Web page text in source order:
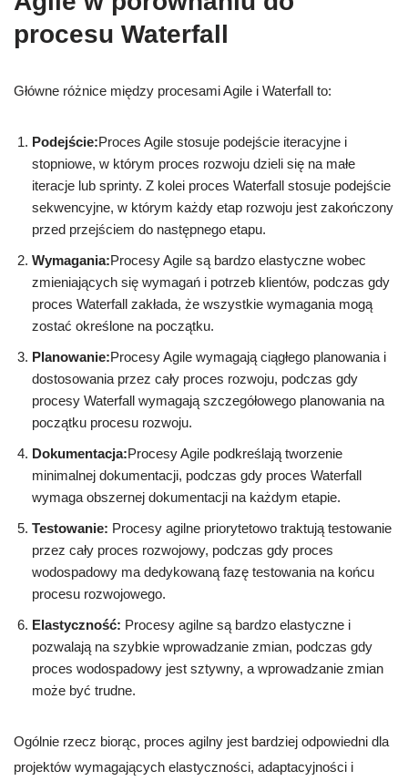
procesu Waterfall
Główne różnice między procesami Agile i Waterfall to:
Podejście:Proces Agile stosuje podejście iteracyjne i
stopniowe, w którym proces rozwoju dzieli się na małe
iteracje lub sprinty. Z kolei proces Waterfall stosuje podejście
sekwencyjne, w którym każdy etap rozwoju jest zakończony
przed przejściem do następnego etapu.
Wymagania:Procesy Agile są bardzo elastyczne wobec
zmieniających się wymagań i potrzeb klientów, podczas gdy
proces Waterfall zakłada, że wszystkie wymagania mogą
zostać określone na początku.
Planowanie:Procesy Agile wymagają ciągłego planowania i
dostosowania przez cały proces rozwoju, podczas gdy
procesy Waterfall wymagają szczegółowego planowania na
początku procesu rozwoju.
Dokumentacja:Procesy Agile podkreślają tworzenie
minimalnej dokumentacji, podczas gdy proces Waterfall
wymaga obszernej dokumentacji na każdym etapie.
Testowanie: Procesy agilne priorytetowo traktują testowanie
przez cały proces rozwojowy, podczas gdy proces
wodospadowy ma dedykowaną fazę testowania na końcu
procesu rozwojowego.
Elastyczność: Procesy agilne są bardzo elastyczne i
pozwalają na szybkie wprowadzanie zmian, podczas gdy
proces wodospadowy jest sztywny, a wprowadzanie zmian
może być trudne.
Ogólnie rzecz biorąc, proces agilny jest bardziej odpowiedni dla
projektów wymagających elastyczności, adaptacyjności i